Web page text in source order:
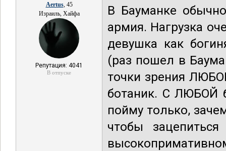
Aertus, 45
Израиль, Хайфа
Репутация: 4041
В отпуске
В Бауманке
армия. Нагрузка
девушка как
(раз пошел в
точки зрения
ботаник. С ЛЮБОЙ
пойму только,
чтобы